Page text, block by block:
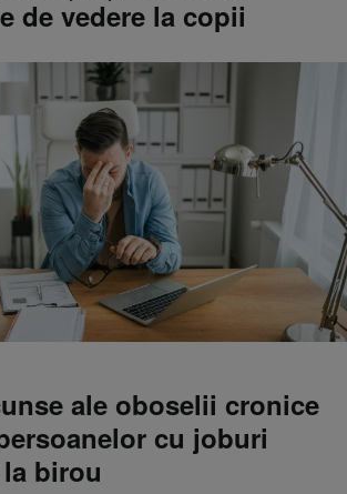
de vedere la copii
ale oboselii cronice
cu joburi
birou